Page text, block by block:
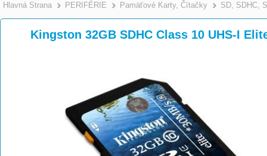
Hlavná Strana >
PERIFÉRIE >
Pamäťové Karty, Čítačky SD, SDHC,
Kingston 32GB SDHC Class 10 UHS-I